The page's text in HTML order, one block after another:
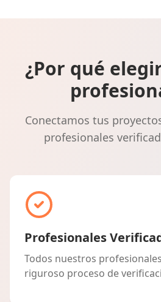
¿Por qué
Conectamos tus
profesionales
Profesionales
Todos nuestros
riguroso proceso de